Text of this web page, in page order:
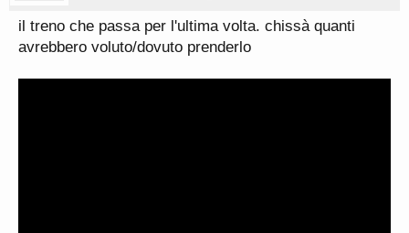
il treno che passa per l'ultima volta. chissà quanti
avrebbero voluto/dovuto prenderlo